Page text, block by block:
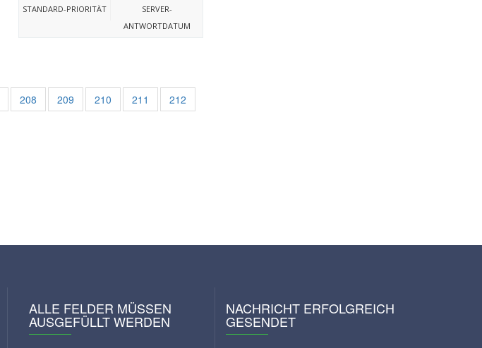
STANDARD-PRIORITÄT
SERVER-
ANTWORTDATUM
208 209 210 211
212
ALLE FELDER MÜSSEN
AUSGEFÜLLT WERDEN
NACHRICHT ERFOLGREICH
GESENDET